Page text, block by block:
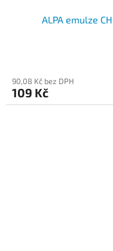
ALPA emulze
90,08 Kč bez DPH
109 Kč